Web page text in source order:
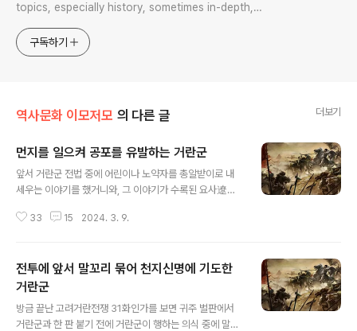
topics, especially history, sometimes in-depth,
approach will be to resist any common sense or
generalized viewpoint
구독하기
역사문화 이모저모 의 다른 글 더보기
먼지를 일으켜 공포를 유발하는 거란군
앞서 거란군 전법 중에 어린이나 노약자를 총알받이로 내
세우는 이야기를 했거니와, 그 이야기가 수록된 요사遼史
늘 방영한 드라마 고려거란전쟁 31화에서 보인 먼지 일으
이용해 재빨리 달리게 해서 적진에 먼지를 일으키며 번갈
아 오가게 한다. 그리하여 적군이 주리고 눈뜨고 볼 수 없는
지경이 되면 승리를 거둔다. 먄악 진영 남쪽이 승리하고 진
영 북쪽이 패했지만 주장主將이 진중에 있으면서 알지 못
33 15 2024. 3. 9.
전투에 앞서 말꼬리 묶어 천지신명에 기도한
거란군
방금 끝난 고려거란전쟁 31화인가를 보면 귀주 벌판에서
거란군과 한 판 붙기 전에 거란군이 행하는 의식 중에 말꼬